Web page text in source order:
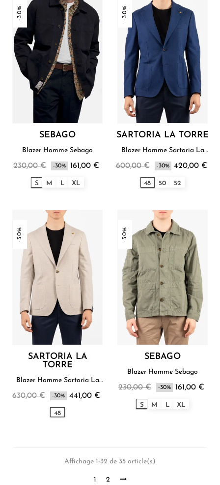
-30%
SEBAGO
Blazer Homme Sebago
230,00 € -30% 161,00 €
S M L XL
-30%
SARTORIA LA TORRE
Blazer Homme Sartoria La
600,00 € -30% 420,00 €
48 50 52
-30%
SARTORIA LA
TORRE
Blazer Homme Sartoria La
630,00 € -30% 441,00 €
48
-30%
SEBAGO
Blazer Homme Sebago
230,00 € -30% 161,00 €
S M L XL
Affichage 1-32 de 35 article(s)
1 2